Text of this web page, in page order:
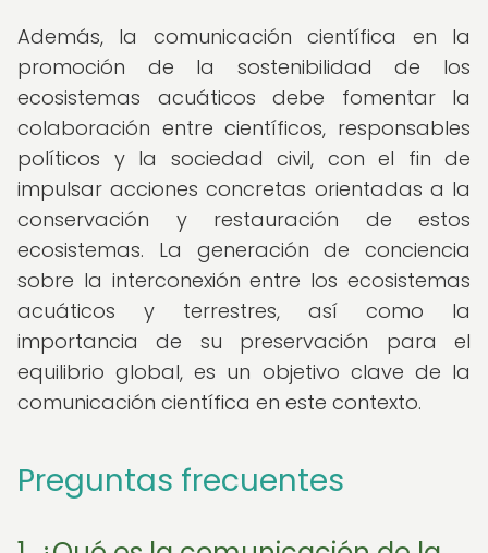
Además, la comunicación científica en la
promoción de la sostenibilidad de los
ecosistemas acuáticos debe fomentar la
colaboración entre científicos, responsables
políticos y la sociedad civil, con el fin de
impulsar acciones concretas orientadas a la
conservación y restauración de estos
ecosistemas. La generación de conciencia
sobre la interconexión entre los ecosistemas
acuáticos y terrestres, así como la
importancia de su preservación para el
equilibrio global, es un objetivo clave de la
comunicación científica en este contexto.
Preguntas frecuentes